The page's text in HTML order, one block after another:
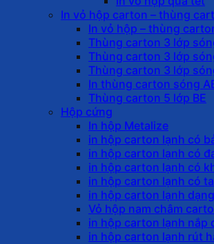
In vỏ hộp carton – thùng
In vỏ hộp – thùng
Thùng carton 3 lớp
Thùng carton 3 lớp
Thùng carton 3 lớp
In thùng carton sóng
Thùng carton 5 lớp BE
Hộp cứng
In hộp Metalize
in hộp carton lạnh có
in hộp carton lạnh có
in hộp carton lạnh có
in hộp carton lạnh có
in hộp carton lạnh
Vỏ hộp nam châm
in hộp carton lạnh nắp
in hộp carton lạnh rút